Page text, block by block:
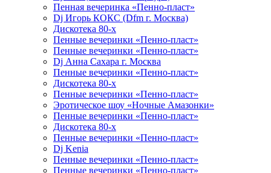
Пенная вечеринка «Пенно-пласт»
Dj Игорь КОКС (Dfm г. Москва)
Дискотека 80-х
Пенные вечеринки «Пенно-пласт»
Пенные вечеринки «Пенно-пласт»
Dj Анна Сахара г. Москва
Пенные вечеринки «Пенно-пласт»
Дискотека 80-х
Пенные вечеринки «Пенно-пласт»
Эротическое шоу «Ночные Амазонки»
Пенные вечеринки «Пенно-пласт»
Дискотека 80-х
Пенные вечеринки «Пенно-пласт»
Dj Kenia
Пенные вечеринки «Пенно-пласт»
Пенные вечеринки «Пенно-пласт»